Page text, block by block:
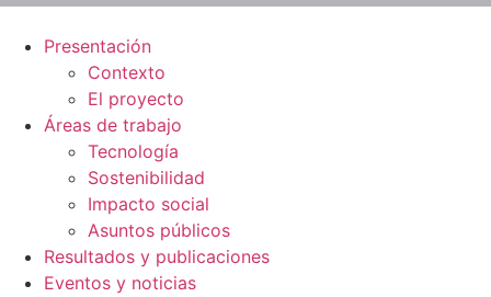
Presentación
Contexto
El proyecto
Áreas de trabajo
Tecnología
Sostenibilidad
Impacto social
Asuntos públicos
Resultados y publicaciones
Eventos y noticias